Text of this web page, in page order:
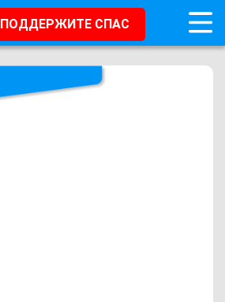
ПОДДЕРЖИТЕ СПАС